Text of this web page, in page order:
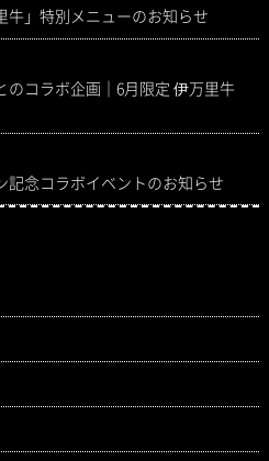
」特別メニューのお知らせ
コラボ企画｜6月限定 伊万里牛
記念コラボイベントのお知らせ